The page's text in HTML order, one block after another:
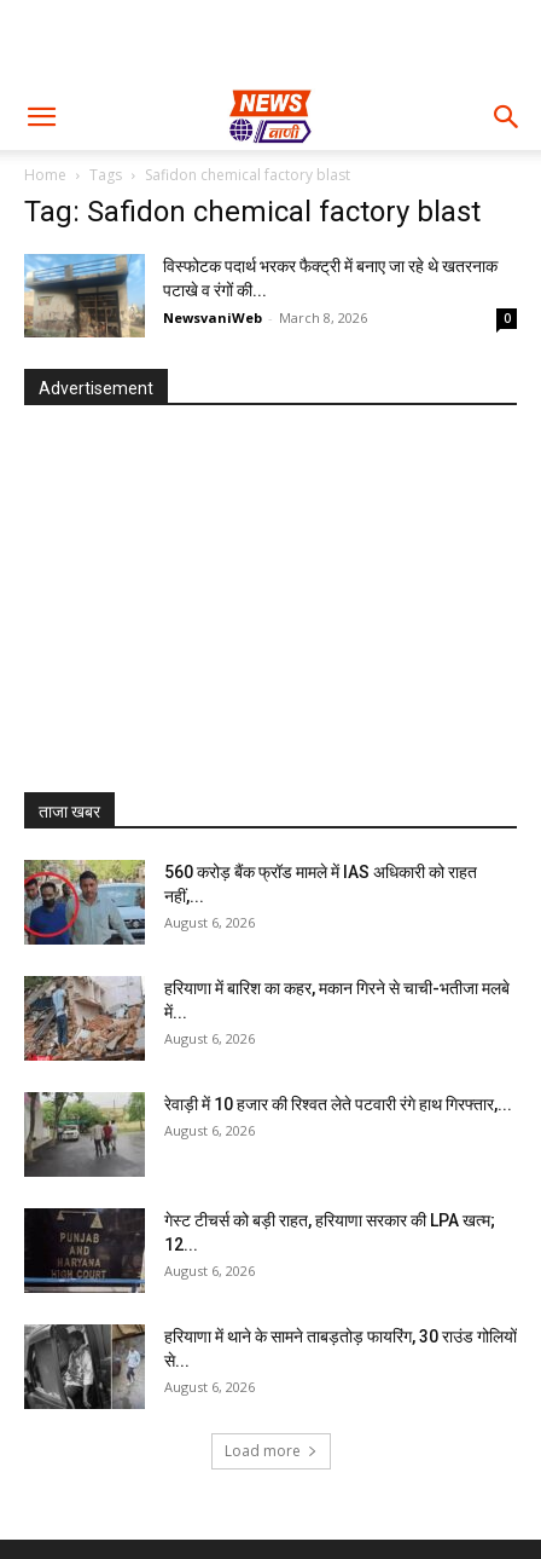
Home Tags Safidon chemical factory blast
Tag: Safidon chemical factory blast
विस्फोटक पदार्थ भरकर फैक्ट्री में बनाए जा रहे थे खतरनाक
पटाखे व रंगों की...
NewsvaniWeb - March 8, 2026 0
Advertisement
ताजा खबर
₹560 करोड़ बैंक फ्रॉड मामले में IAS अधिकारी को राहत
नहीं,...
August 6, 2026
हरियाणा में बारिश का कहर, मकान गिरने से चाची-भतीजा मलबे
में...
August 6, 2026
रेवाड़ी में 10 हजार की रिश्वत लेते पटवारी रंगे हाथ गिरफ्तार,...
August 6, 2026
गेस्ट टीचर्स को बड़ी राहत, हरियाणा सरकार की LPA खत्म;
12...
August 6, 2026
हरियाणा में थाने के सामने ताबड़तोड़ फायरिंग, 30 राउंड गोलियों
से...
August 6, 2026
Load more